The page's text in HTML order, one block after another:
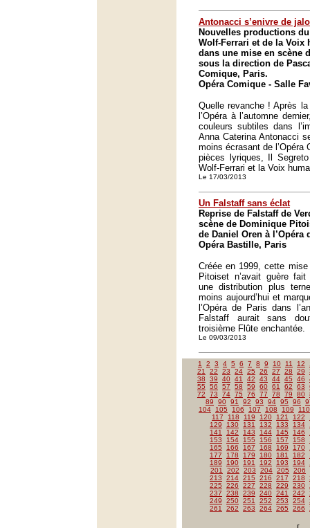
Antonacci s’enivre de
Nouvelles productions
Wolf-Ferrari et de la Voix
dans une mise en scène
sous la direction de
Comique, Paris.
Opéra Comique - Salle
Quelle revanche ! Après
l’Opéra à l’automne
couleurs subtiles dans
Anna Caterina Antonacci
moins écrasant de l’Opéra
pièces lyriques, Il
Wolf-Ferrari et la Voix
Le 17/03/2013
Un Falstaff sans éclat
Reprise de Falstaff de
scène de Dominique
de Daniel Oren à l’Opéra
Opéra Bastille, Paris
Créée en 1999, cette
Pitoiset n’avait guère
une distribution plus
moins aujourd’hui et
l’Opéra de Paris dans
Falstaff aurait sans
troisième Flûte enchantée.
Le 09/03/2013
1 2 3 4 5 6 7 8 9 10 11 12
21
22 23 24 25 26 27 28 29
38
39 40 41 42 43 44 45 46
55
56 57 58 59 60 61 62 63
72
73 74 75 76 77 78 79 80
89
90 91 92 93 94 95 96
104
105 106 107 108 109
110
117
118 119 120 121 122
129
130 131 132 133 134
141
142 143 144 145 146
153
154 155 156 157 158
165
166 167 168 169 170
177
178 179 180 181 182
189
190 191 192 193 194
201
202 203 204 205
206
213
214 215 216 217 218
225
226 227 228 229 230
237
238 239 240 241 242
249
250 251 252 253 254
261
262 263 264 265 266